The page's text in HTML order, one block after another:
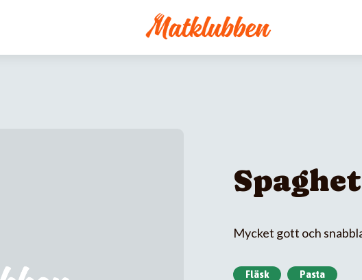
Mycket gott och
Fläsk Pasta